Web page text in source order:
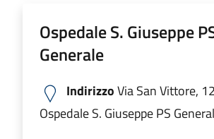
Ospedale S. Giuseppe
Generale
IndirizzoVia San Vittore, 12
Ospedale S. Giuseppe PS